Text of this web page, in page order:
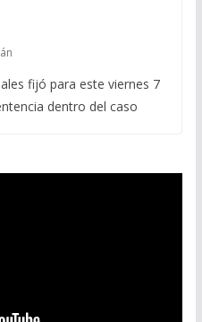
fijó para este viernes 7
dentro del caso